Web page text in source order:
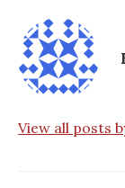
View all posts